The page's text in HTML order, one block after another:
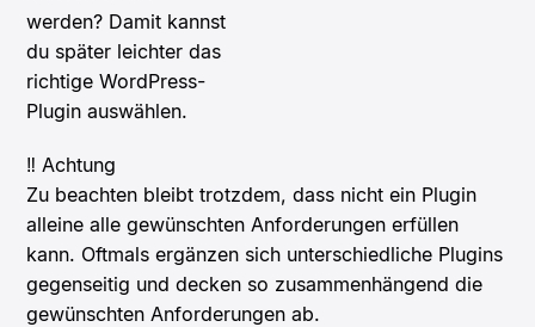
werden? Damit kannst
du später leichter das
richtige WordPress-
Plugin auswählen.
‼️ Achtung
Zu beachten bleibt trotzdem, dass nicht ein Plugin
alleine alle gewünschten Anforderungen erfüllen
kann. Oftmals ergänzen sich unterschiedliche Plugins
gegenseitig und decken so zusammenhängend die
gewünschten Anforderungen ab.